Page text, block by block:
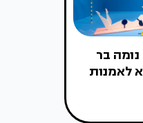
בר
לאמנות